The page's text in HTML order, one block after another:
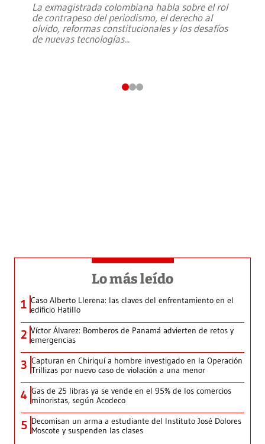
La exmagistrada colombiana habla sobre el rol
de contrapeso del periodismo, el derecho al
olvido, reformas constitucionales y los desafíos
de nuevas tecnologías...
Lo más leído
1 Caso Alberto Llerena: las claves del enfrentamiento en el
edificio Hatillo
2 Víctor Álvarez: Bomberos de Panamá advierten de retos y
emergencias
3 Capturan en Chiriquí a hombre investigado en la Operación
Trillizas por nuevo caso de violación a una menor
4 Gas de 25 libras ya se vende en el 95% de los comercios
minoristas, según Acodeco
5 Decomisan un arma a estudiante del Instituto José Dolores
Moscote y suspenden las clases